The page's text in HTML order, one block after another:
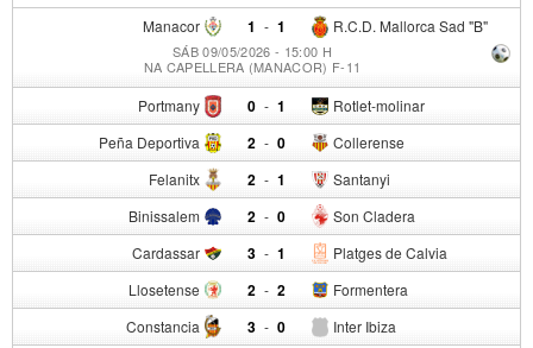
Manacor 1 - R.C.D. Mallorca Sad "B"
1
SÁB 09/05/2026 - 15:00 H
NA CAPELLERA (MANACOR) F-11
Portmany 0 - Rotlet-molinar
1
Peña Deportiva 2 - Collerense
0
Felanitx 2 - Santanyi
1
Binissalem 2 - Son Cladera
0
Cardassar 3 - Platges de Calvia
1
Llosetense 2 - Formentera
2
Constancia 3 - Inter Ibiza
0